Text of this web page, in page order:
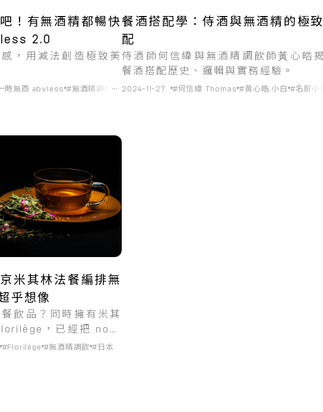
！有無酒精都暢快
2.0
，用減法創造極致美
時無酉 abvless #無酒精調飲 #調酒 #台北
...
餐酒搭配學：侍酒與無酒精的極
配
侍酒師何信緯與無酒精調飲師⿈⼼皓
餐酒搭配歷史、邏輯與實務經驗。
2024-11-27 #何信緯 Thomas #黃⼼皓 小白 #名廚小
米其林法餐編排無
乎想像
飲品？同時擁有米其
，已經把 non-
昇華至前所未見的檔
#Florilège #無酒精調飲 #日本